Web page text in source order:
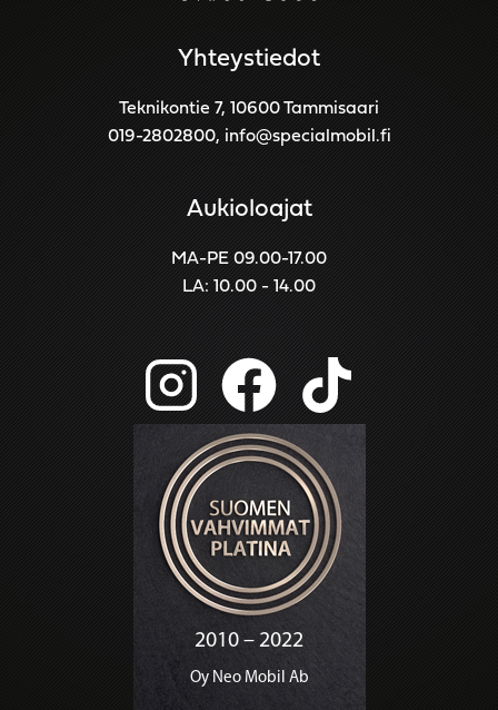
Yhteystiedot
Teknikontie 7, 10600 Tammisaari
019-2802800, info@specialmobil.fi
Aukioloajat
MA-PE 09.00-17.00
LA: 10.00 - 14.00